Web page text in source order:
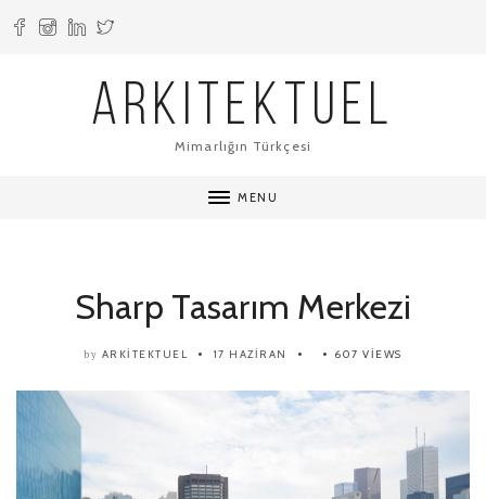
ARKITEKTUEL
Mimarlığın Türkçesi
MENU
Sharp Tasarım Merkezi
by ARKITEKTUEL 17 HAZIRAN 607 VIEWS